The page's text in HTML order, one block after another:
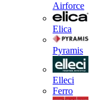
Airforce
Elica
Pyramis
Elleci
Ferro